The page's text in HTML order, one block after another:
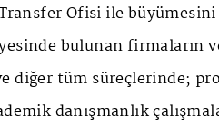
Ofisi ile
bulunan firmaların
diğer tüm süreçlerinde;
danışmanlık